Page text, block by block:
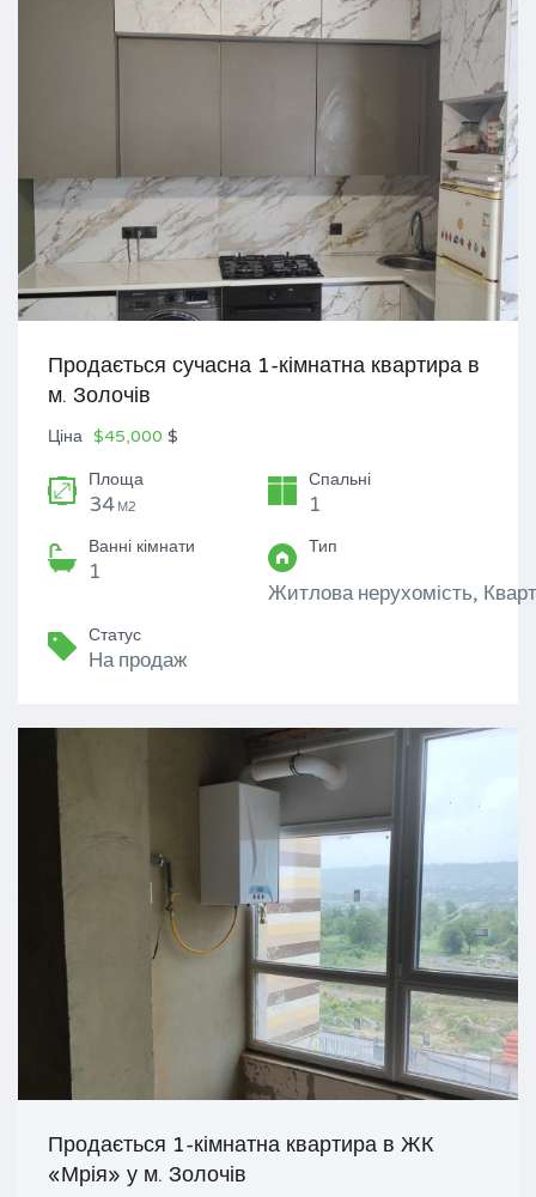
Продається сучасна 1-кімнатна квартира в
м. Золочів
Ціна $45,000 $
Площа
34 М2
Спальні
1
Ванні кімнати
1
Тип
Житлова нерухомість,
Статус
На продаж
Продається 1-кімнатна квартира в ЖК
«Мрія» у м. Золочів